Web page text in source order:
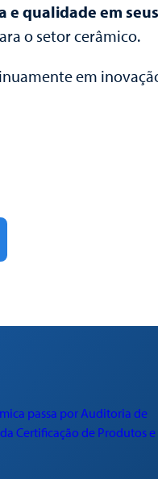
e qualidade em
o setor cerâmico.
em